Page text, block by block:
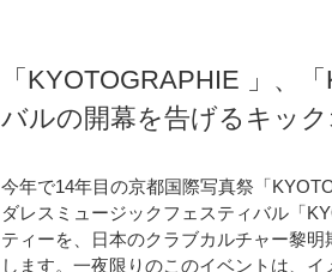
「KYOTOGRAPHIE 」、
バルの開幕を告げるキッ
今年で14年目の京都国際写真祭「
ダレスミュージックフェスティバル「
ティーを、日本のクラブカルチャー黎
します。一夜限りのこのイベントは、